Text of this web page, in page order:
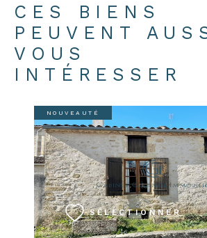
CES BIENS
PEUVENT
VOUS
INTÉRESSER
NOUVEAUTÉ
SÉLECTIONNER
VOIR LE BIEN